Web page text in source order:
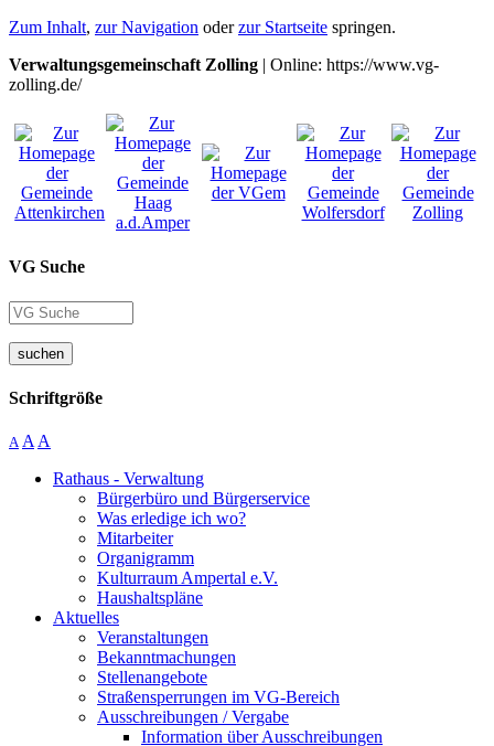
Zum Inhalt, zur Navigation oderzur Startseite springen.
Verwaltungsgemeinschaft Zolling | Online: https://www.vg-
zolling.de/
VG Suche
suchen
Schriftgröße
A A A
Rathaus - Verwaltung
Bürgerbüro und Bürgerservice
Was erledige ich wo?
Mitarbeiter
Organigramm
Kulturraum Ampertal e.V.
Haushaltspläne
Aktuelles
Veranstaltungen
Bekanntmachungen
Stellenangebote
Straßensperrungen im VG-Bereich
Ausschreibungen / Vergabe
Information über Ausschreibungen